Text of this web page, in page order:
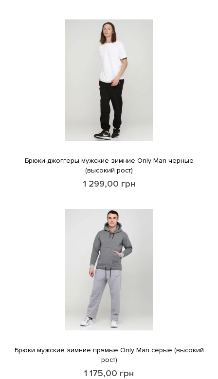
Брюки-джоггеры мужские зимние Only Man черные
(высокий рост)
1 299,00 грн
Брюки мужские зимние прямые Only Man серые (высокий
рост)
1 175,00 грн